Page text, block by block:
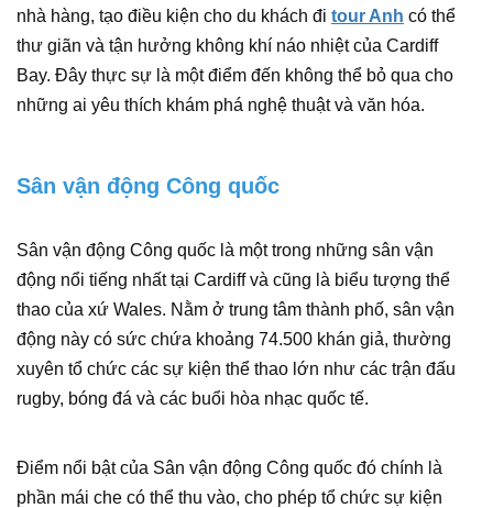
nhà hàng, tạo điều kiện cho du khách đi tour Anh có thể
thư giãn và tận hưởng không khí náo nhiệt của Cardiff
Bay. Đây thực sự là một điểm đến không thể bỏ qua cho
những ai yêu thích khám phá nghệ thuật và văn hóa.
Sân vận động Công quốc
Sân vận động Công quốc là một trong những sân vận
động nổi tiếng nhất tại Cardiff và cũng là biểu tượng thể
thao của xứ Wales. Nằm ở trung tâm thành phố, sân vận
động này có sức chứa khoảng 74.500 khán giả, thường
xuyên tổ chức các sự kiện thể thao lớn như các trận đấu
rugby, bóng đá và các buổi hòa nhạc quốc tế.
Điểm nổi bật của Sân vận động Công quốc đó chính là
phần mái che có thể thu vào, cho phép tổ chức sự kiện